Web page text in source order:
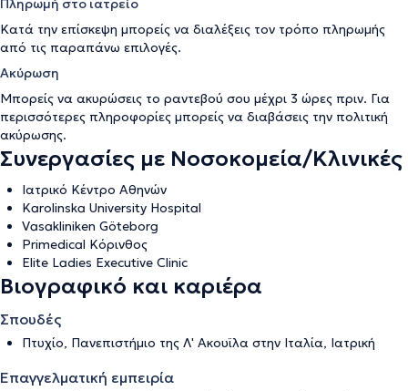
Πληρωμή στο ιατρείο
Κατά την επίσκεψη μπορείς να διαλέξεις τον τρόπο πληρωμής
από τις παραπάνω επιλογές.
Ακύρωση
Μπορείς να ακυρώσεις το ραντεβού σου μέχρι 3 ώρες πριν. Για
περισσότερες πληροφορίες μπορείς να διαβάσεις την πολιτική
ακύρωσης.
Συνεργασίες με Νοσοκομεία/Κλινικές
Ιατρικό Κέντρο Αθηνών
Karolinska University Hospital
Vasakliniken Göteborg
Primedical Κόρινθος
Elite Ladies Executive Clinic
Βιογραφικό και καριέρα
Σπουδές
Πτυχίο, Πανεπιστήμιο της Λ' Ακουϊλα στην Ιταλία, Ιατρική
Επαγγελματική εμπειρία